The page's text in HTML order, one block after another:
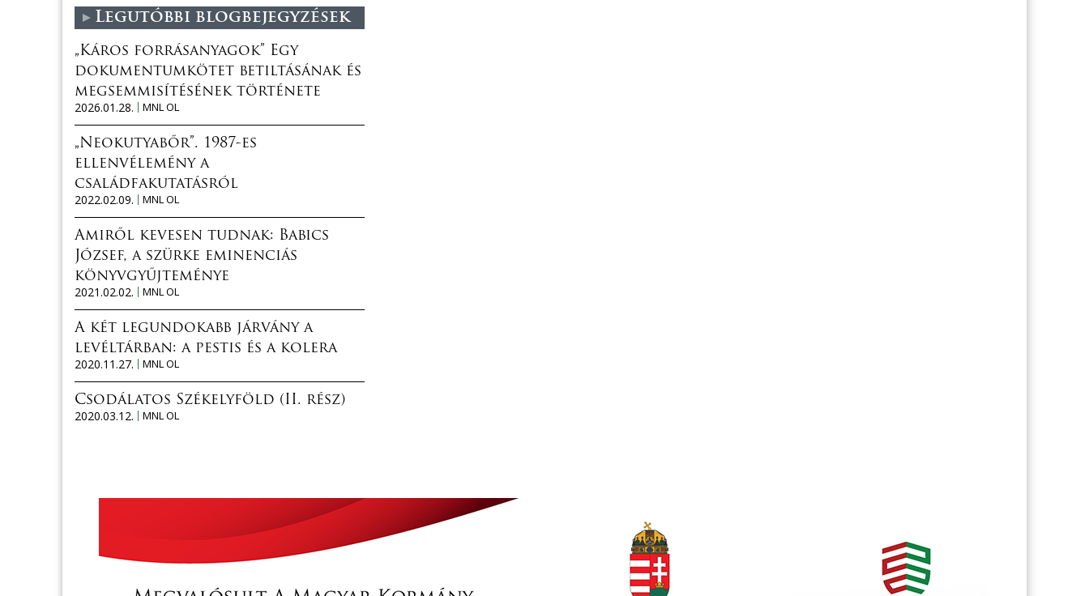
Legutóbbi blogbejegyzések
„Káros forrásanyagok” Egy
dokumentumkötet betiltásának és
megsemmisítésének története
2026.01.28.
MNL OL
„Neokutyabőr”. 1987-es
ellenvélemény a
családfakutatásról
2022.02.09.
MNL OL
Amiről kevesen tudnak: Babics
József, a szürke eminenciás
könyvgyűjteménye
2021.02.02.
MNL OL
A két legundokabb járvány a
levéltárban: a pestis és a kolera
2020.11.27.
MNL OL
Csodálatos Székelyföld (II. rész)
2020.03.12.
MNL OL